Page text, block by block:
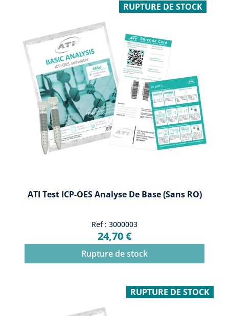
ATI Test ICP-OES Analyse De Base (sans RO)
Ref : 3000003
24,70 €
Rupture de stock
RUPTURE DE STOCK
RUPTURE DE STOCK